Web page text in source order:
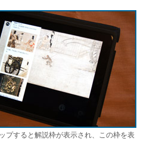
プすると解説枠が表示され、この枠を表